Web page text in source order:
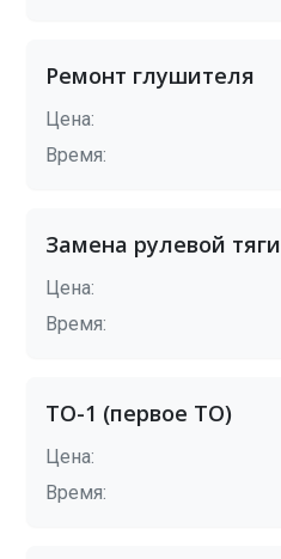
Ремонт глушителя
Цена:
Время:
Замена рулевой тяги
Цена:
Время:
ТО-1 (первое ТО)
Цена:
Время: